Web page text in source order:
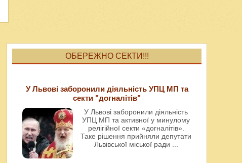
ОБЕРЕЖНО СЕКТИ!!!
У Львові заборонили діяльність УПЦ МП та
секти "догналітів"
У Львові заборонили діяльність
УПЦ МП та активної у минулому
релігійної секти «догналітів».
Таке рішення прийняли депутати
Львівської міської ради